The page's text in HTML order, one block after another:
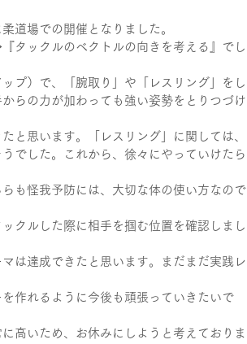
道場での開催となりました。
タックルのベクトルの向きを考える』でし
プ）で、「腕取り」や「レスリング」をし
らの力が加わっても強い姿勢をとりつづけ
と思います。「レスリング」に関しては、
でした。これから、徐々にやっていけたら
も怪我予防には、大切な体の使い方なので
クルした際に相手を掴む位置を確認しまし
は達成できたと思います。まだまだ実践レ
作れるように今後も頑張っていきたいで
高いため、お休みにしようと考えておりま